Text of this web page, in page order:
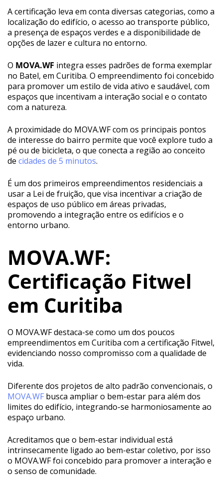
A certificação leva em conta diversas categorias, como a
localização do edifício, o acesso ao transporte público,
a presença de espaços verdes e a disponibilidade de
opções de lazer e cultura no entorno.
O MOVA.WF integra esses padrões de forma exemplar
no Batel, em Curitiba. O empreendimento foi concebido
para promover um estilo de vida ativo e saudável, com
espaços que incentivam a interação social e o contato
com a natureza.
A proximidade do MOVA.WF com os principais pontos
de interesse do bairro permite que você explore tudo a
pé ou de bicicleta, o que conecta a região ao conceito
de cidades de 5 minutos.
É um dos primeiros empreendimentos residenciais a
usar a Lei de fruição, que visa incentivar a criação de
espaços de uso público em áreas privadas,
promovendo a integração entre os edifícios e o
entorno urbano.
MOVA.WF:
Certificação Fitwel
em Curitiba
O MOVA.WF destaca-se como um dos poucos
empreendimentos em Curitiba com a certificação Fitwel,
evidenciando nosso compromisso com a qualidade de
vida.
Diferente dos projetos de alto padrão convencionais, o
MOVA.WF busca ampliar o bem-estar para além dos
limites do edifício, integrando-se harmoniosamente ao
espaço urbano.
Acreditamos que o bem-estar individual está
intrinsecamente ligado ao bem-estar coletivo, por isso
o MOVA.WF foi concebido para promover a interação e
o senso de comunidade.